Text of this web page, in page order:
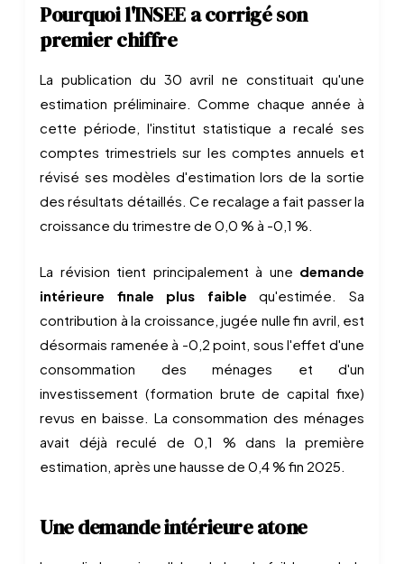
Pourquoi l'INSEE a corrigé son
premier chiffre
La publication du 30 avril ne constituait qu'une
estimation préliminaire. Comme chaque année à
cette période, l'institut statistique a recalé ses
comptes trimestriels sur les comptes annuels et
révisé ses modèles d'estimation lors de la sortie
des résultats détaillés. Ce recalage a fait passer la
croissance du trimestre de 0,0 % à -0,1 %.
La révision tient principalement à une demande
intérieure finale plus faible qu'estimée. Sa
contribution à la croissance, jugée nulle fin avril, est
désormais ramenée à -0,2 point, sous l'effet d'une
consommation des ménages et d'un
investissement (formation brute de capital fixe)
revus en baisse. La consommation des ménages
avait déjà reculé de 0,1 % dans la première
estimation, après une hausse de 0,4 % fin 2025.
Une demande intérieure atone